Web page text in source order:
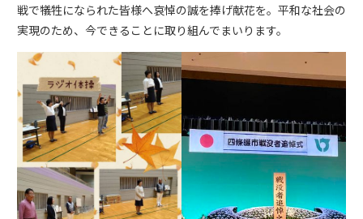
戦で犠牲になられた皆様へ哀悼の誠を捧げ献花を。平和な社会の
実現のため、今できることに取り組んでまいります。